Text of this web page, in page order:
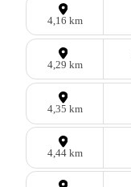
4,16 km
4,29 km
4,35 km
4,44 km